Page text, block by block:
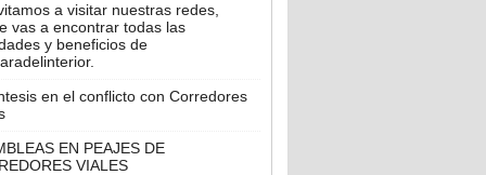
a visitar nuestras redes,
vas a encontrar todas las
y beneficios de
en el conflicto con Corredores
EN PEAJES DE
VIALES